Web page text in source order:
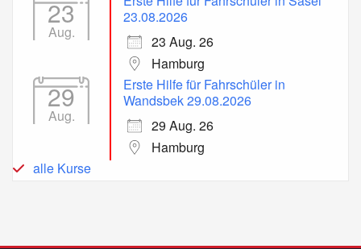
23
Aug.
23.08.2026
23 Aug. 26
Hamburg
29
Aug.
Erste Hilfe für Fahrschüler in
Wandsbek 29.08.2026
29 Aug. 26
Hamburg
alle Kurse